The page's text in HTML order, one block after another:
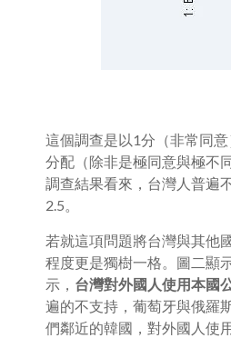
這個調查是以1分（非常同
分配（除非是極同意與極不
調查結果看來，台灣人普遍
2.5。
若就這項問題將台灣與其他
程度更是獨樹一格。圖二顯
示， 台灣對外國人使用本國
遍的不支持，葡萄牙與俄羅
們鄰近的韓國，對外國人使